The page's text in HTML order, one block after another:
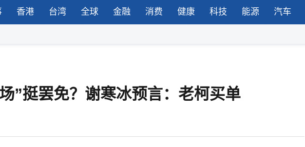
香港 台湾 全球 金融 消费 健康 科技 能源 汽车
”挺罢免？谢寒冰预言：老柯买单